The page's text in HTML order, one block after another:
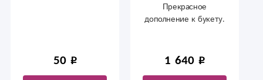
50
Прекрасное
дополнение к букету.
1 640